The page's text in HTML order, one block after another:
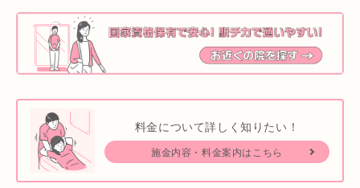
料金について詳しく知りたい！
施金内容・料金案内はこちら